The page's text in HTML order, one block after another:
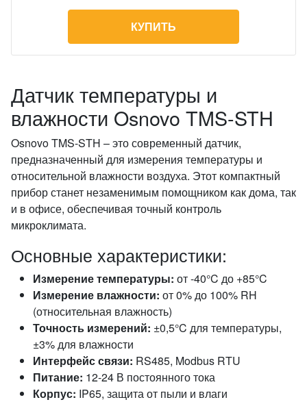
КУПИТЬ
Датчик температуры и
влажности Osnovo TMS-STH
Osnovo TMS-STH – это современный датчик,
предназначенный для измерения температуры и
относительной влажности воздуха. Этот компактный
прибор станет незаменимым помощником как дома, так
и в офисе, обеспечивая точный контроль
микроклимата.
Основные характеристики:
Измерение температуры: от -40°C до +85°C
Измерение влажности: от 0% до 100% RH
(относительная влажность)
Точность измерений: ±0,5°C для температуры,
±3% для влажности
Интерфейс связи: RS485, Modbus RTU
Питание: 12-24 В постоянного тока
Корпус: IP65, защита от пыли и влаги